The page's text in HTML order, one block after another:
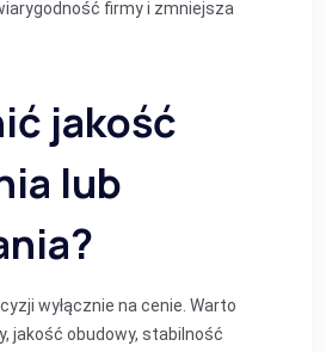
firmy i zmniejsza
jakość
lub
wyłącznie na cenie. Warto
jakość obudowy, stabilność